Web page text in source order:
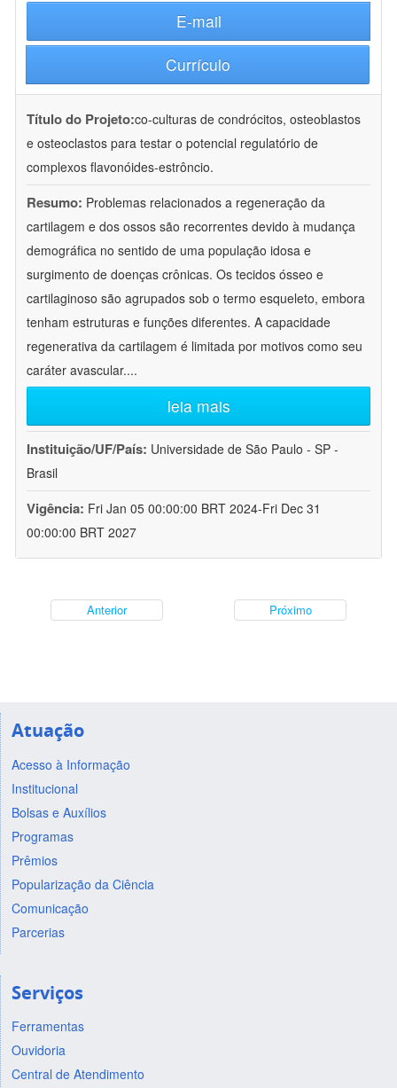
E-mail
Currículo
Título do Projeto:co-culturas de condrócitos, osteoblastos
e osteoclastos para testar o potencial regulatório de
complexos flavonóides-estrôncio.
Resumo: Problemas relacionados a regeneração da
cartilagem e dos ossos são recorrentes devido à mudança
demográfica no sentido de uma população idosa e
surgimento de doenças crônicas. Os tecidos ósseo e
cartilaginoso são agrupados sob o termo esqueleto, embora
tenham estruturas e funções diferentes. A capacidade
regenerativa da cartilagem é limitada por motivos como seu
caráter avascular....
leia mais
Instituição/UF/País: Universidade de São Paulo - SP -
Brasil
Vigência: Fri Jan 05 00:00:00 BRT 2024-Fri Dec 31
00:00:00 BRT 2027
Anterior Próximo
Atuação
Acesso à Informação
Institucional
Bolsas e Auxílios
Programas
Prêmios
Popularização da Ciência
Comunicação
Parcerias
Serviços
Ferramentas
Ouvidoria
Central de Atendimento